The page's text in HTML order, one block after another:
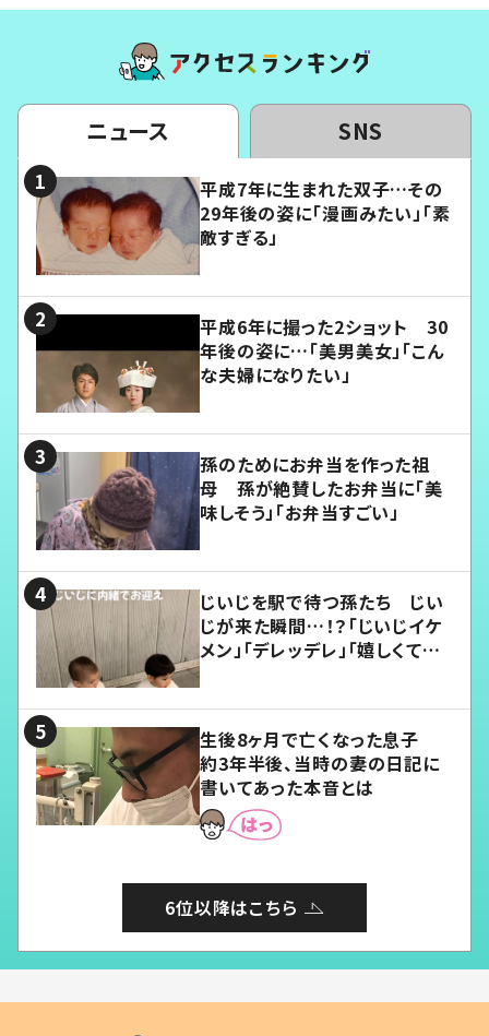
ニュース SNS
平成7年に生まれた双子…その
29年後の姿に「漫画みたい」「素
敵すぎる」
平成6年に撮った2ショット 30
年後の姿に…「美男美女」「こん
な夫婦になりたい」
孫のためにお弁当を作った祖
母 孫が絶賛したお弁当に「美
味しそう」「お弁当すごい」
じいじを駅で待つ孫たち じい
じが来た瞬間…！？「じいじイケ
メン」「デレッデレ」「嬉しくて可
生後8ヶ月で亡くなった息子
約3年半後、当時の妻の日記に
書いてあった本音とは
6位以降はこちら